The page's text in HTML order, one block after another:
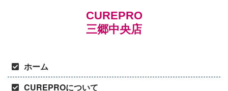
CUREPRO
三郷中央店
ホーム
CUREPROについて